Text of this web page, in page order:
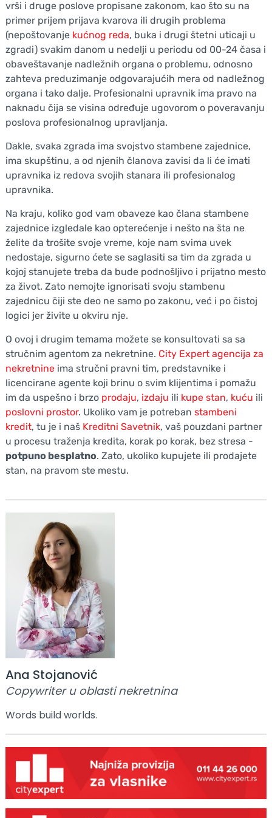
vrši i druge poslove propisane zakonom, kao što su na
primer prijem prijava kvarova ili drugih problema
(nepoštovanje kućnog reda, buka i drugi štetni uticaji u
zgradi) svakim danom u nedelji u periodu od 00-24 časa i
obaveštavanje nadležnih organa o problemu, odnosno
zahteva preduzimanje odgovarajućih mera od nadležnog
organa i tako dalje. Profesionalni upravnik ima pravo na
naknadu čija se visina određuje ugovorom o poveravanju
poslova profesionalnog upravljanja.
Dakle, svaka zgrada ima svojstvo stambene zajednice,
ima skupštinu, a od njenih članova zavisi da li će imati
upravnika iz redova svojih stanara ili profesionalog
upravnika.
Na kraju, koliko god vam obaveze kao člana stambene
zajednice izgledale kao opterećenje i nešto na šta ne
želite da trošite svoje vreme, koje nam svima uvek
nedostaje, sigurno ćete se saglasiti sa tim da zgrada u
kojoj stanujete treba da bude podnošljivo i prijatno mesto
za život. Zato nemojte ignorisati svoju stambenu
zajednicu čiji ste deo ne samo po zakonu, već i po čistoj
logici jer živite u okviru nje.
O ovoj i drugim temama možete se konsultovati sa sa
stručnim agentom za nekretnine. City Expert agencija za
nekretnineima stručni pravni tim, predstavnike i
licencirane agente koji brinu o svim klijentima i pomažu
im da uspešno i brzo prodaju, izdaju ili kupe stan, kuću ili
poslovni prostor. Ukoliko vam je potreban stambeni
kredit, tu je i naš Kreditni Savetnik, vaš pouzdani partner
u procesu traženja kredita, korak po korak, bez stresa -
potpuno besplatno. Zato, ukoliko kupujete ili prodajete
stan, na pravom ste mestu.
Ana Stojanović
Copywriter u oblasti nekretnina
Words build worlds.